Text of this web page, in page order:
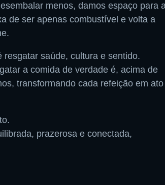
menos, damos espaço para
de ser apenas combustível e volta a
saúde, cultura e sentido.
a comida de verdade é, acima de
transformando cada refeição em ato
prazerosa e conectada,